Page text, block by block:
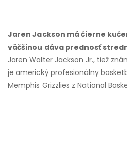
Jaren Jackson má čierne
väčšinou dáva prednosť
Jaren Walter Jackson Jr., tiež
je americký profesionálny
Memphis Grizzlies z National